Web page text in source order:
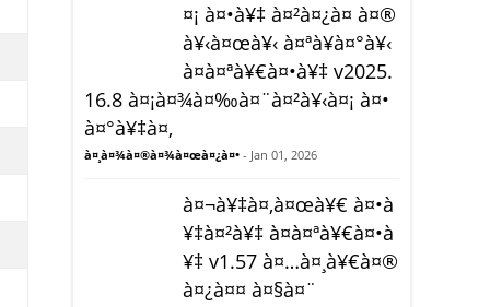
¤¡ à¤•à¥‡ à¤²à¤¿à¤ à¤®
à¥‹à¤œà¥‹ à¤ªà¥à¤°à¥‹
à¤à¤ªà¥€à¤•à¥‡ v2025.
16.8 à¤¡à¤¾à¤‰à¤¨à¤²à¥‹à¤¡ à¤•
à¤°à¥‡à¤‚
à¤¸à¤¾à¤®à¤¾à¤œà¤¿à¤• - Jan 01, 2026
à¤¬à¥‡à¤‚à¤œà¥€ à¤•à
¥‡à¤²à¥‡ à¤à¤ªà¥€à¤•à
¥‡ v1.57 à¤…à¤¸à¥€à¤®
à¤¿à¤¤ à¤§à¤¨